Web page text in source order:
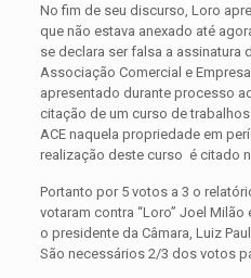
No fim de seu discurso, Loro
que não estava anexado até
se declara ser falsa a assinatura
Associação Comercial e
apresentado durante processo
citação de um curso de
ACE naquela propriedade em
realização deste curso é citado na
Portanto por 5 votos a 3 o
votaram contra “Loro” Joel Milão
o presidente da Câmara, Luiz
São necessários 2/3 dos votos